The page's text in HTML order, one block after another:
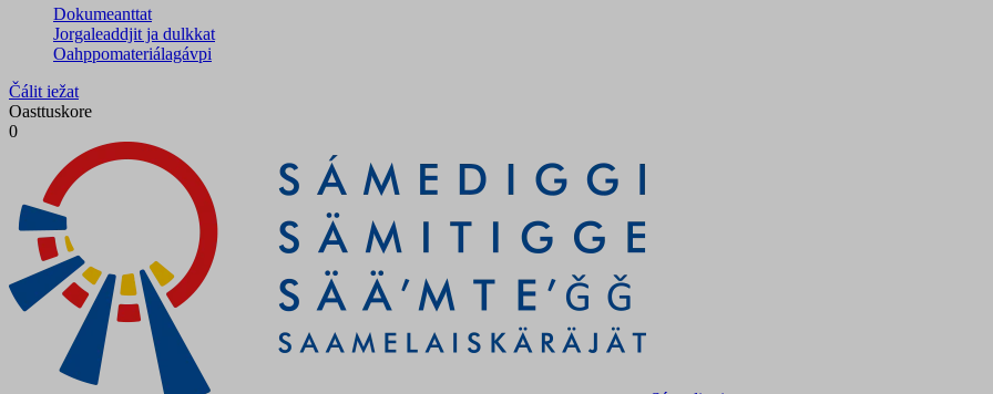
Dokumeanttat
Jorgaleaddjit ja dulkkat
Oahppomateriálagávpi
Čálit iežat
Oasttuskore
0